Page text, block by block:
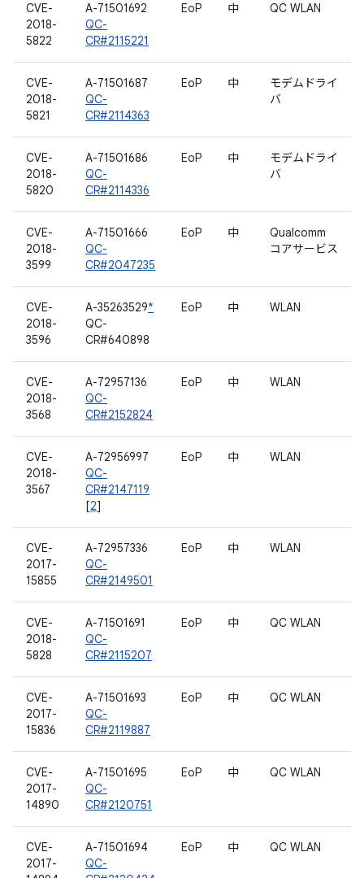
CVE-
2018-
5822
A-71501692
QC-
CR#2115221
EoP 中 QC WLAN
CVE-
2018-
5821
A-71501687
QC-
CR#2114363
EoP 中
モデムドライ
バ
CVE-
2018-
5820
A-71501686
QC-
CR#2114336
EoP 中
モデムドライ
バ
CVE-
2018-
3599
A-71501666
QC-
CR#2047235
EoP 中
Qualcomm
コアサービス
CVE-
2018-
3596
A-35263529*
QC-
CR#640898
EoP 中 WLAN
CVE-
2018-
3568
A-72957136
QC-
CR#2152824
EoP 中 WLAN
CVE-
2018-
3567
A-72956997
QC-
CR#2147119
[2]
EoP 中 WLAN
CVE-
2017-
15855
A-72957336
QC-
CR#2149501
EoP 中 WLAN
CVE-
2018-
5828
A-71501691
QC-
CR#2115207
EoP 中 QC WLAN
CVE-
2017-
15836
A-71501693
QC-
CR#2119887
EoP 中 QC WLAN
CVE-
2017-
14890
A-71501695
QC-
CR#2120751
EoP 中 QC WLAN
CVE-
2017-
A-71501694
QC-
EoP 中 QC WLAN